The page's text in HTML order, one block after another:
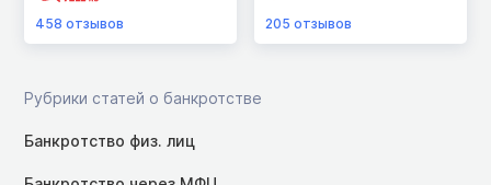
458 отзывов 205отзывов
Рубрики статей о банкротстве
Банкротство физ. лиц